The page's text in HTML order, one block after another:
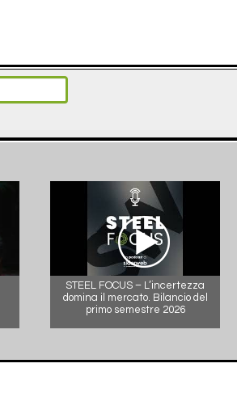
STEEL FOCUS – L’incertezza
domina il mercato. Bilancio del
primo semestre 2026